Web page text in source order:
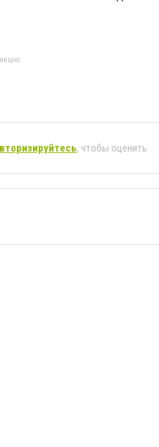
, чтобы оценить